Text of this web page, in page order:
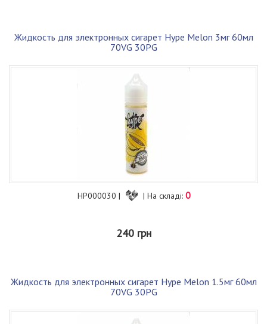
Жидкость для электронных сигарет Hype Melon 3мг 60мл
70VG 30PG
HP000030 | | На складі: 0
240 грн
Жидкость для электронных сигарет Hype Melon 1.5мг 60мл
70VG 30PG